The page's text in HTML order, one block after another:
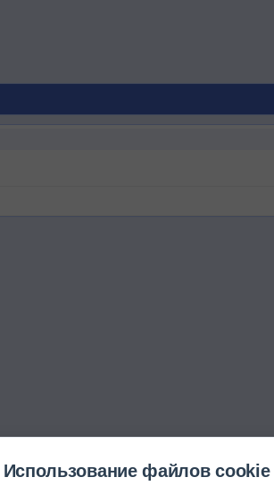
Использование файлов cookie